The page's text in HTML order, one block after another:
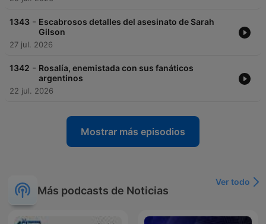
1343 - Escabrosos detalles del asesinato de Sarah
Gilson
27 jul. 2026
1342 - Rosalía, enemistada con sus fanáticos
argentinos
22 jul. 2026
Mostrar más episodios
Más podcasts de Noticias
Ver todo